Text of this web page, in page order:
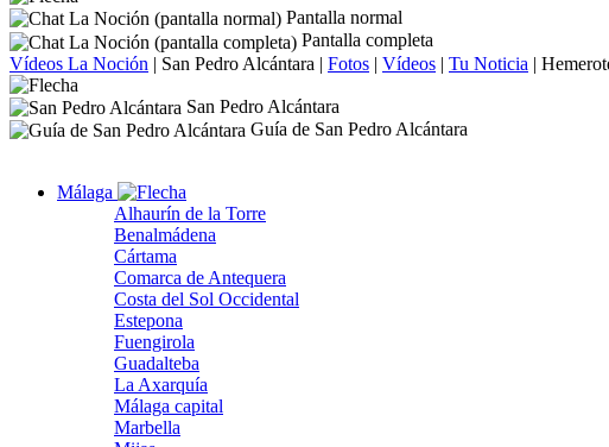
Pantalla normal
Pantalla completa
Vídeos La Noción | San Pedro Alcántara | Fotos | Vídeos | Tu Noticia |
San Pedro Alcántara
Guía de San Pedro Alcántara
Málaga
Alhaurín de la Torre
Benalmádena
Cártama
Comarca de Antequera
Costa del Sol Occidental
Estepona
Fuengirola
Guadalteba
La Axarquía
Málaga capital
Marbella